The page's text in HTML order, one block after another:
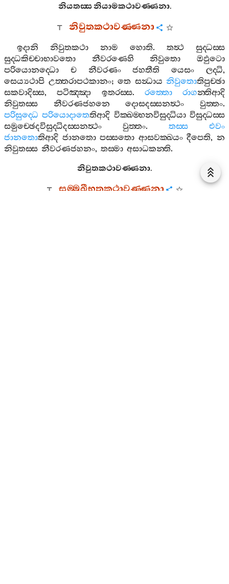
නියතස‍්සනියාමකථාවණ‍්ණනා.
නිවුතකථාවණ‍්ණනා
ඉදානි නිවුතකථා නාම හොති. තත්‍ථ
සුද‍්ධස‍්ස
සුද‍්ධකිච‍්චාභාවතො
නීවරණෙහි නිවුතො
ඔඵුටො
පරියොනද‍්ධො
ච නීවරණං ජහතීති යෙසං ලද‍්ධි,
සෙය්‍යථාපි උත‍්තරාපථකානං; තෙ සන්‍ධාය නිවුතොතිපුච‍්ඡා
සකවාදිස‍්ස,පටිඤ‍්ඤා ඉතරස‍්ස. රත‍්තො රාගන‍්තිආදි
නිවුතස‍්ස
නීවරණජහනෙ දොසදස‍්සනත්‍ථං වුත‍්තං.
පරිසුද‍්ධෙ පරියොදාතෙතිආදි වික‍්ඛම‍්භනවිසුද‍්ධියා විසුද‍්ධස‍්ස
සමුච‍්ඡෙදවිසුද‍්ධිදස‍්සනත්‍ථං
වුත‍්තං. තස‍්ස
එවං
ජානතොතිආදි ජානතො පස‍්සතො ආසවක‍්ඛයං දීපෙති,න
නිවුතස‍්ස නීවරණජහනං, තස‍්මා අසාධකන‍්ති.
නිවුතකථාවණ‍්ණනා.
සම‍්මුඛීභූතකථාවණ‍්ණනා